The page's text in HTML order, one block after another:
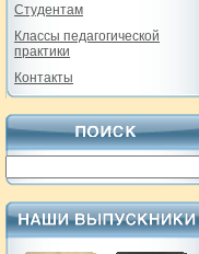
Студентам
Классы педагогической
практики
Контакты